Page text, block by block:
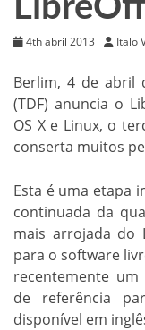
4th abril 2013 Italo
Berlim, 4 de abril
(TDF) anuncia o
OS X e Linux, o
conserta muitos
Esta é uma etapa
continuada da
mais arrojada do
para o software
recentemente
de referência
disponível em